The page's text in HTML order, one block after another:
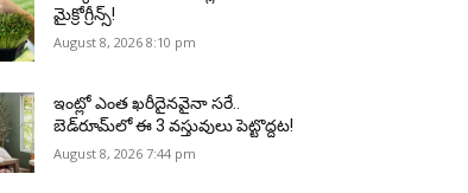
మైక్రోగ్రీన్స్‌!
August 8, 2026 8:10 pm
ఇంట్లో ఎంత ఖరీదైనవైనా సరే..
బెడ్‌రూమ్‌లో ఈ 3 వస్తువులు పెట్టొద్దట!
August 8, 2026 7:44 pm